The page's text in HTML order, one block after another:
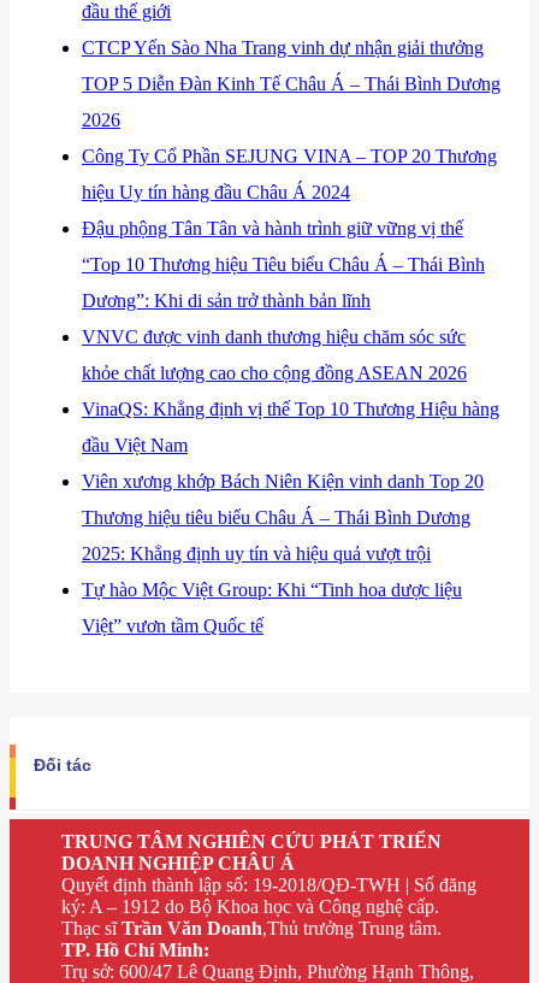
đầu thế giới
​CTCP Yến Sào Nha Trang vinh dự nhận giải thưởng
TOP 5 Diễn Đàn Kinh Tế Châu Á – Thái Bình Dương
2026
​Công Ty Cổ Phần SEJUNG VINA – TOP 20 Thương
hiệu Uy tín hàng đầu Châu Á 2024
Đậu phộng Tân Tân và hành trình giữ vững vị thế
“Top 10 Thương hiệu Tiêu biểu Châu Á – Thái Bình
Dương”: Khi di sản trở thành bản lĩnh
VNVC được vinh danh thương hiệu chăm sóc sức
khỏe chất lượng cao cho cộng đồng ASEAN 2026
VinaQS: Khẳng định vị thế Top 10 Thương Hiệu hàng
đầu Việt Nam
Viên xương khớp Bách Niên Kiện vinh danh Top 20
Thương hiệu tiêu biểu Châu Á – Thái Bình Dương
2025: Khẳng định uy tín và hiệu quả vượt trội
Tự hào Mộc Việt Group: Khi “Tinh hoa dược liệu
Việt” vươn tầm Quốc tế
Đối tác
TRUNG TÂM NGHIÊN CỨU PHÁT TRIỂN
DOANH NGHIỆP CHÂU Á
Quyết định thành lập số: 19-2018/QĐ-TWH | Số đăng
ký: A – 1912 do Bộ Khoa học và Công nghệ cấp.
Thạc sĩTrần Văn Doanh,Thủ trưởng Trung tâm.
TP. Hồ Chí Minh:
Trụ sở: 600/47 Lê Quang Định, Phường Hạnh Thông,